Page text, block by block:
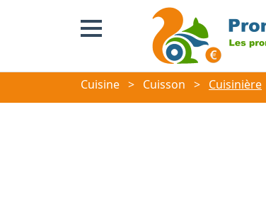
Cuisine > Cuisson > Cuisinière